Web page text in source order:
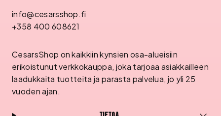
info@cesarsshop.fi
+358 400 608621
CesarsShop on kaikkiin kynsien osa-alueisiin
erikoistunut verkkokauppa, joka tarjoaa asiakkailleen
laadukkaita tuotteita ja parasta palvelua, jo yli 25
vuoden ajan.